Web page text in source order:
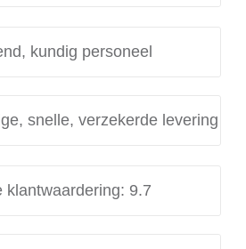
kundig personeel
snelle, verzekerde levering
klantwaardering: 9.7